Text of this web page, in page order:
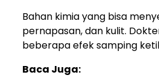
Bahan kimia yang bisa
pernapasan, dan kulit.
beberapa efek samping
Baca Juga: